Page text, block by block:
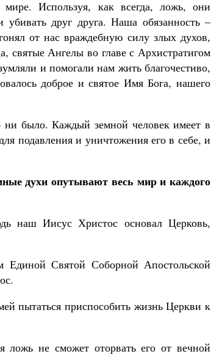
Используя, как всегда, ложь, они
друг друга. Наша обязанность –
от нас враждебную силу злых духов,
святые Ангелы во главе с Архистратигом
и помогали нам жить благочестиво,
доброе и святое Имя Бога, нашего
было. Каждый земной человек имеет в
подавления и уничтожения его в себе, и
духи опутывают весь мир и каждого
наш Иисус Христос основал Церковь,
Единой Святой Соборной Апостольской
пытаться приспособить жизнь Церкви к
ложь не сможет оторвать его от вечной